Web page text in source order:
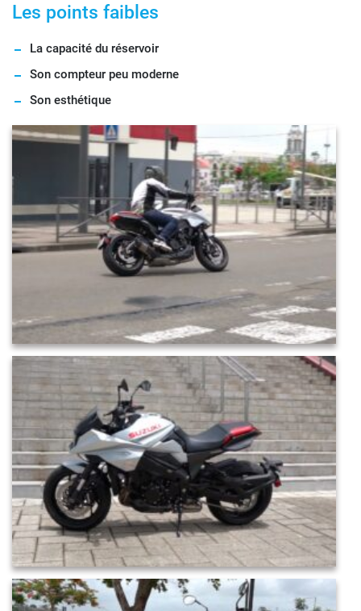
Les points faibles
La capacité du réservoir
Son compteur peu moderne
Son esthétique